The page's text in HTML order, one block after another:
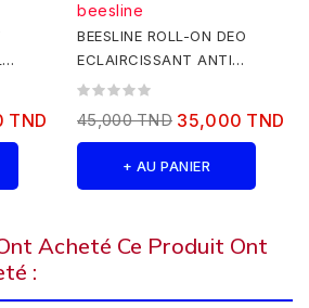
TND
beesline
BEESLINE ROLL-ON DEO
ECLAIRCISSANT ANTI
REPOUSSE 5 EN 1 50ML
45,000 TND 35,000 TND
+ AU PANIER
Acheté Ce Produit Ont
: